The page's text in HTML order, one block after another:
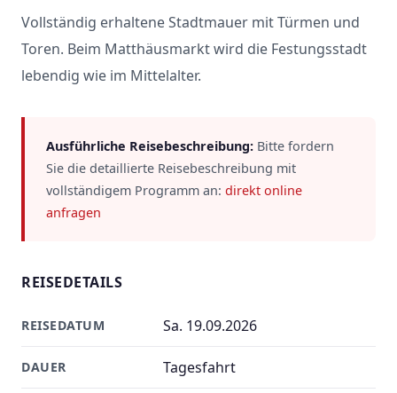
Vollständig erhaltene Stadtmauer mit Türmen und
Toren. Beim Matthäusmarkt wird die Festungsstadt
lebendig wie im Mittelalter.
Ausführliche Reisebeschreibung: Bitte fordern
Sie die detaillierte Reisebeschreibung mit
vollständigem Programm an: direkt online
anfragen
REISEDETAILS
REISEDATUM Sa. 19.09.2026
DAUER Tagesfahrt